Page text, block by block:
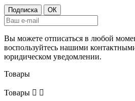
Вы можете отписаться в любой
воспользуйтесь нашими
юридическом уведомлении.
Товары
Товары  